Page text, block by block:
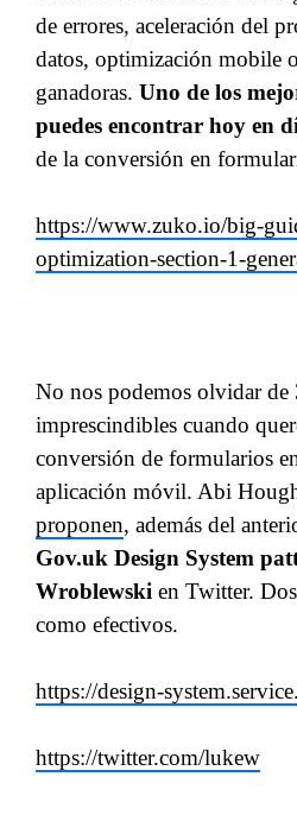
de errores, aceleración del
datos, optimización mobile
ganadoras. Uno de los
puedes encontrar hoy en
de la conversión en
https://www.zuko.io/big-
optimization-section-1-
No nos podemos olvidar de
imprescindibles cuando
conversión de formularios
aplicación móvil. Abi
proponen, además del
Gov.uk Design System
Wroblewski en Twitter.
como efectivos.
https://design-
https://twitter.com/lukew